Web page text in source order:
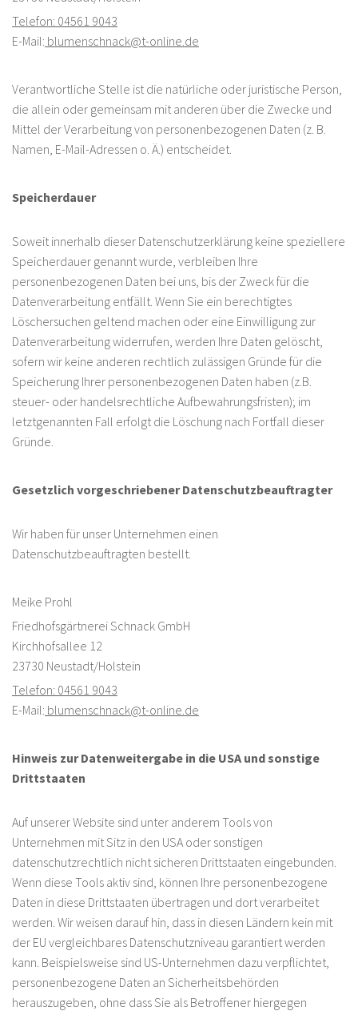
Telefon: 04561 9043
E-Mail: blumenschnack@t-online.de
Verantwortliche Stelle ist die natürliche oder juristische Person,
die allein oder gemeinsam mit anderen über die Zwecke und
Mittel der Verarbeitung von personenbezogenen Daten (z. B.
Namen, E-Mail-Adressen o. Ä.) entscheidet.
Speicherdauer
Soweit innerhalb dieser Datenschutzerklärung keine speziellere
Speicherdauer genannt wurde, verbleiben Ihre
personenbezogenen Daten bei uns, bis der Zweck für die
Datenverarbeitung entfällt. Wenn Sie ein berechtigtes
Löschersuchen geltend machen oder eine Einwilligung zur
Datenverarbeitung widerrufen, werden Ihre Daten gelöscht,
sofern wir keine anderen rechtlich zulässigen Gründe für die
Speicherung Ihrer personenbezogenen Daten haben (z.B.
steuer- oder handelsrechtliche Aufbewahrungsfristen); im
letztgenannten Fall erfolgt die Löschung nach Fortfall dieser
Gründe.
Gesetzlich vorgeschriebener Datenschutz­beauftragter
Wir haben für unser Unternehmen einen
Datenschutzbeauftragten bestellt.
Meike Prohl
Friedhofsgärtnerei Schnack GmbH
Kirchhofsallee 12
23730 Neustadt/Holstein
Telefon: 04561 9043
E-Mail: blumenschnack@t-online.de
Hinweis zur Datenweitergabe in die USA und sonstige
Drittstaaten
Auf unserer Website sind unter anderem Tools von
Unternehmen mit Sitz in den USA oder sonstigen
datenschutzrechtlich nicht sicheren Drittstaaten eingebunden.
Wenn diese Tools aktiv sind, können Ihre personenbezogene
Daten in diese Drittstaaten übertragen und dort verarbeitet
werden. Wir weisen darauf hin, dass in diesen Ländern kein mit
der EU vergleichbares Datenschutzniveau garantiert werden
kann. Beispielsweise sind US-Unternehmen dazu verpflichtet,
personenbezogene Daten an Sicherheitsbehörden
herauszugeben, ohne dass Sie als Betroffener hiergegen